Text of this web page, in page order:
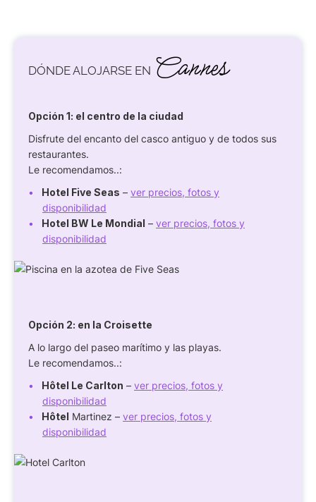
DÓNDE ALOJARSE EN Cannes
Opción 1: el centro de la ciudad
Disfrute del encanto del casco antiguo y de todos sus
restaurantes.
Le recomendamos..:
Hotel Five Seas – ver precios, fotos y
disponibilidad
Hotel BW Le Mondial – ver precios, fotos y
disponibilidad
Opción 2: en la Croisette
A lo largo del paseo marítimo y las playas.
Le recomendamos..:
Hôtel Le Carlton – ver precios, fotos y
disponibilidad
Hôtel Martinez – ver precios, fotos y
disponibilidad